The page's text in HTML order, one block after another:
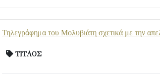
Τηλεγράφημα του Μολυβιάτη σχετικά με την
ΤΙΤΛΟΣ